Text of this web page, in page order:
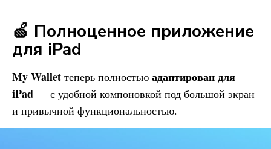
🍏 Полноценное приложение
для iPad
My Wallet теперь полностью адаптирован для
iPad — с удобной компоновкой под большой экран
и привычной функциональностью.